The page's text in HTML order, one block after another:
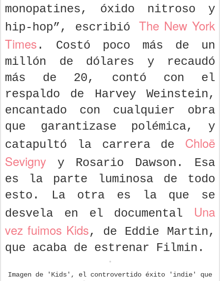
monopatines, óxido nitroso y
hip-hop”, escribió The New York
Times . Costó poco más de un
millón de dólares y recaudó
más de 20, contó con el
respaldo de Harvey Weinstein,
encantado con cualquier obra
que garantizase polémica, y
catapultó la carrera de Chloë
Sevigny y Rosario Dawson. Esa
es la parte luminosa de todo
esto. La otra es la que se
desvela en el documental Una
vez fuimos Kids, de Eddie Martin,
que acaba de estrenar Filmin.